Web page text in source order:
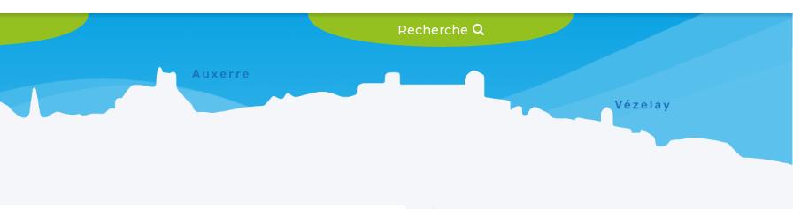
Recherche